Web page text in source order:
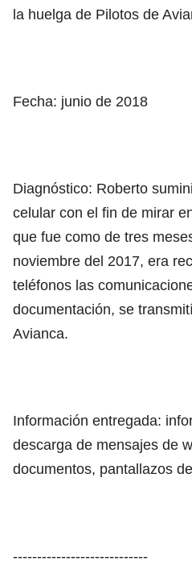
la huelga de Pilotos de
Fecha: junio de 2018
Diagnóstico: Roberto
celular con el fin de mirar
que fue como de tres
noviembre del 2017, era
teléfonos las
documentación, se
Avianca.
Información entregada:
descarga de mensajes de
documentos, pantallazos
----------------------------